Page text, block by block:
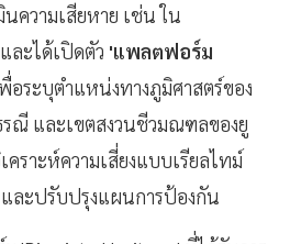
นความเสียหาย เช่น ใน
ละได้เปิดตัว 'แพลตฟอร์ม
ระบุตำแหน่งทางภูมิศาสตร์ของ
ณี และเขตสงวนชีวมณฑลของยู
คราะห์ความเสี่ยงแบบเรียลไทม์
ละปรับปรุงแผนการป้องกัน